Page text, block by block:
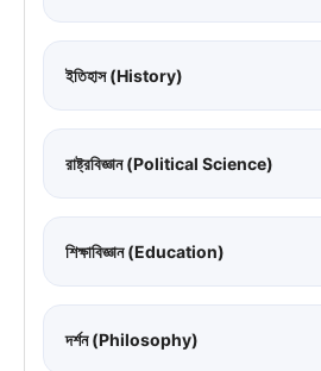
ইতিহাস (History)
রাষ্ট্রবিজ্ঞান (Political Science)
শিক্ষাবিজ্ঞান (Education)
দর্শন (Philosophy)